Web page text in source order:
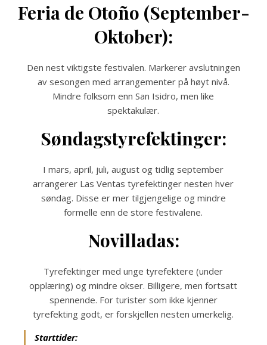
Feria de Otoño (September-
Oktober):
Den nest viktigste festivalen. Markerer avslutningen
av sesongen med arrangementer på høyt nivå.
Mindre folksom enn San Isidro, men like
spektakulær.
Søndagstyrefektinger:
I mars, april, juli, august og tidlig september
arrangerer Las Ventas tyrefektinger nesten hver
søndag. Disse er mer tilgjengelige og mindre
formelle enn de store festivalene.
Novilladas:
Tyrefektinger med unge tyrefektere (under
opplæring) og mindre okser. Billigere, men fortsatt
spennende. For turister som ikke kjenner
tyrefekting godt, er forskjellen nesten umerkelig.
Starttider: